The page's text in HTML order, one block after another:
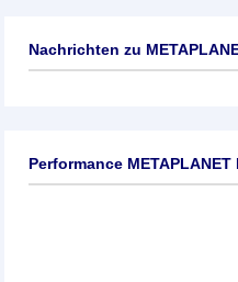
Nachrichten zu
Performance METAPLANET